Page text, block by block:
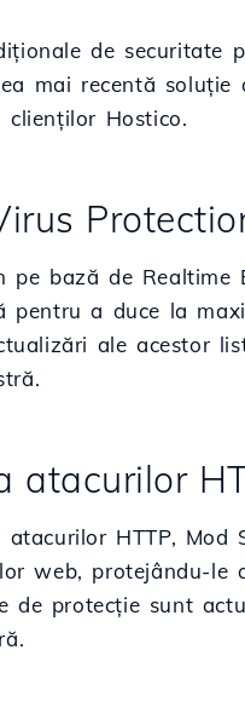
de
mai recentă
clienților Hostico.
bază de
pentru a duce la
ale acestor
atacurilor
HTTP,
web, protejându-
de protecție sunt